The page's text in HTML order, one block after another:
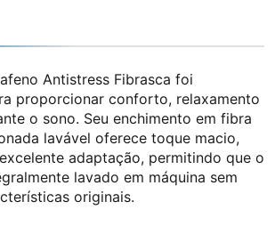
Antistress Fibrasca foi
proporcionar conforto, relaxamento
o sono. Seu enchimento em fibra
lavável oferece toque macio,
adaptação, permitindo que o
lavado em máquina sem
originais.